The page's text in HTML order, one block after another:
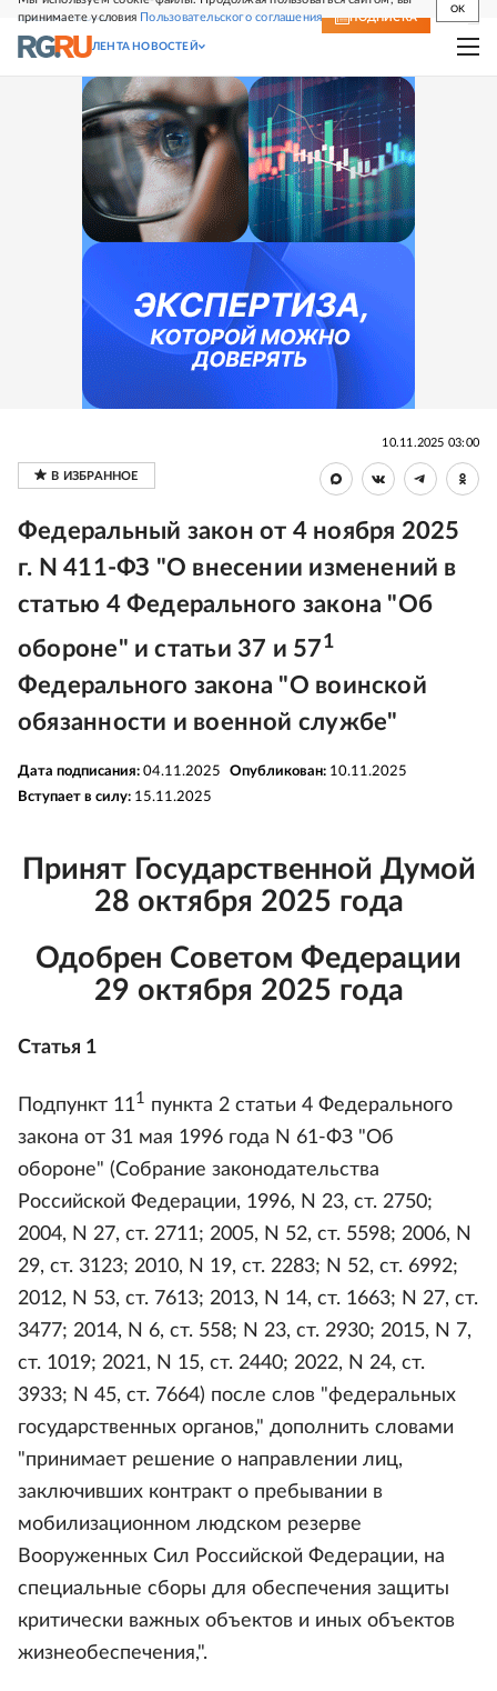
принимаете условия Пользовательского соглашения
OK
СВЕЖИЙ НОМЕР ПОДПИСКА
ЛЕНТА НОВОСТЕЙ
10.11.2025 03:00
Федеральный закон от 4 ноября 2025
г. N 411-ФЗ "О внесении изменений в
статью 4 Федерального закона "Об
обороне" и статьи 37 и 571
Федерального закона "О воинской
обязанности и военной службе"
Дата подписания: 04.11.2025 Опубликован: 10.11.2025
Вступает в силу: 15.11.2025
Принят Государственной Думой
28 октября 2025 года
Одобрен Советом Федерации
29 октября 2025 года
Статья 1
Подпункт 111 пункта 2 статьи 4 Федерального
закона от 31 мая 1996 года N 61-ФЗ "Об
обороне" (Собрание законодательства
Российской Федерации, 1996, N 23, ст. 2750;
2004, N 27, ст. 2711; 2005, N 52, ст. 5598; 2006, N
29, ст. 3123; 2010, N 19, ст. 2283; N 52, ст. 6992;
2012, N 53, ст. 7613; 2013, N 14, ст. 1663; N 27, ст.
3477; 2014, N 6, ст. 558; N 23, ст. 2930; 2015, N 7,
ст. 1019; 2021, N 15, ст. 2440; 2022, N 24, ст.
3933; N 45, ст. 7664) после слов "федеральных
государственных органов," дополнить словами
"принимает решение о направлении лиц,
заключивших контракт о пребывании в
мобилизационном людском резерве
Вооруженных Сил Российской Федерации, на
специальные сборы для обеспечения защиты
критически важных объектов и иных объектов
жизнеобеспечения,".